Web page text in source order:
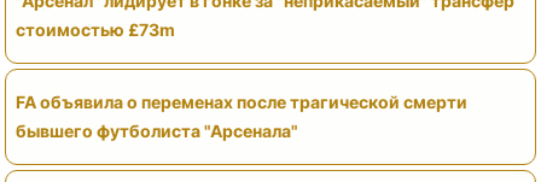
стоимостью £73m
FA объявила о переменах после трагической смерти
бывшего футболиста "Арсенала"